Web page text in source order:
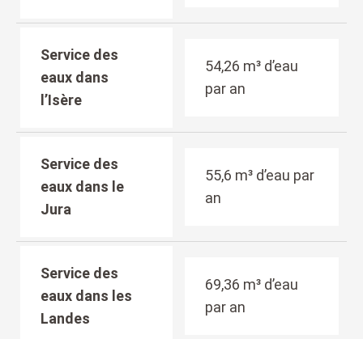
Service des
eaux dans
l’Isère
54,26 m³ d’eau
par an
Service des
eaux dans le
Jura
55,6 m³ d’eau par
an
Service des
eaux dans les
Landes
69,36 m³ d’eau
par an